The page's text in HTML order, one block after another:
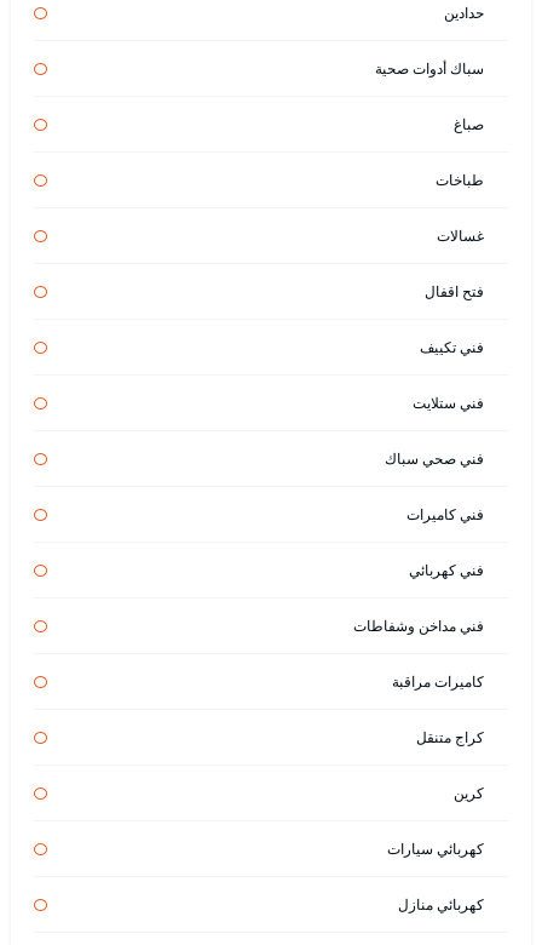
حدادين
سباك أدوات صحية
صباغ
طباخات
غسالات
فتح اقفال
فني تكييف
فني ستلايت
فني صحي سباك
فني كاميرات
فني كهربائي
فني مداخن وشفاطات
كاميرات مراقبة
كراج متنقل
كرين
كهربائي سيارات
كهربائي منازل